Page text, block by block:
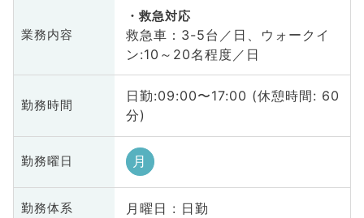
業務内容
救急対応
救急車：3-5台／日、ウォークイ
ン:10～20名程度／日
勤務時間
日勤:09:00〜17:00 (休憩時間: 60
分)
勤務曜日 月
勤務体系 月曜日 : 日勤